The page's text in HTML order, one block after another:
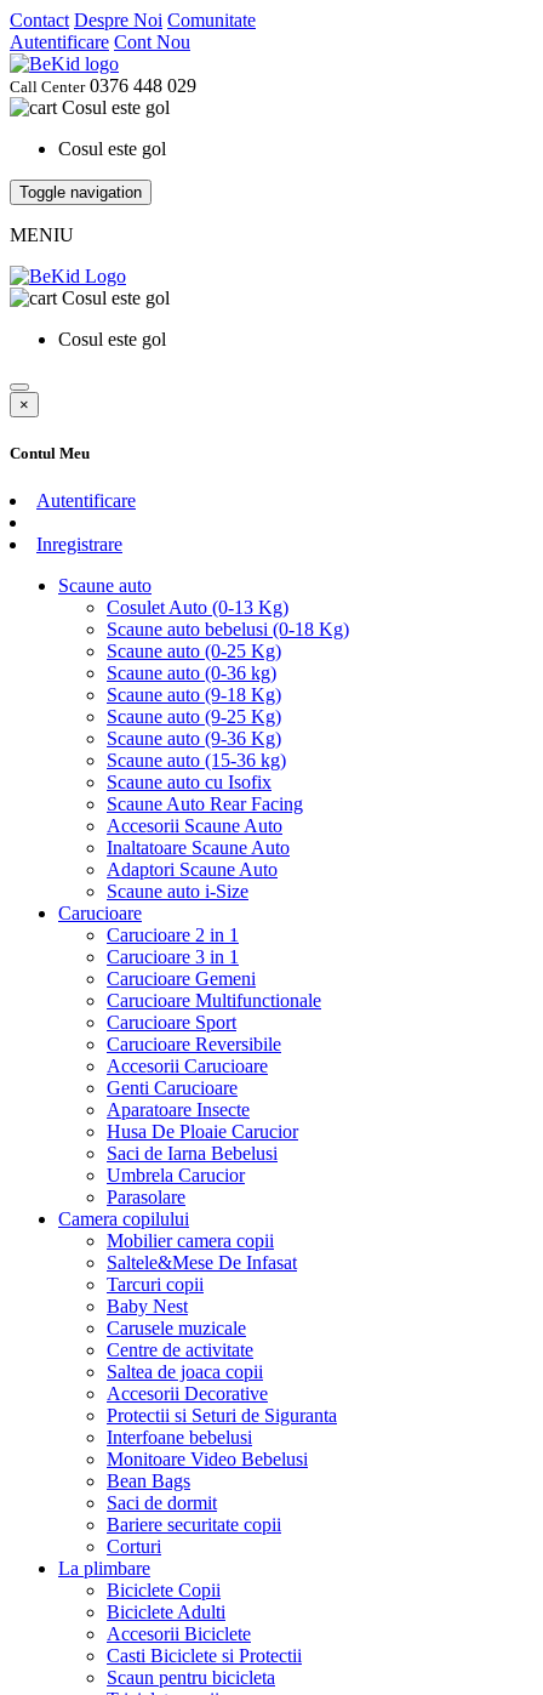
Contact Despre Noi Comunitate
Autentificare Cont Nou
Call Center0376 448 029
Cosul este gol
Cosul este gol
Toggle navigation
MENIU
Cosul este gol
Cosul este gol
×
Contul Meu
Autentificare
Inregistrare
Scaune auto
Cosulet Auto (0-13 Kg)
Scaune auto bebelusi (0-18 Kg)
Scaune auto (0-25 Kg)
Scaune auto (0-36 kg)
Scaune auto (9-18 Kg)
Scaune auto (9-25 Kg)
Scaune auto (9-36 Kg)
Scaune auto (15-36 kg)
Scaune auto cu Isofix
Scaune Auto Rear Facing
Accesorii Scaune Auto
Inaltatoare Scaune Auto
Adaptori Scaune Auto
Scaune auto i-Size
Carucioare
Carucioare 2 in 1
Carucioare 3 in 1
Carucioare Gemeni
Carucioare Multifunctionale
Carucioare Sport
Carucioare Reversibile
Accesorii Carucioare
Genti Carucioare
Aparatoare Insecte
Husa De Ploaie Carucior
Saci de Iarna Bebelusi
Umbrela Carucior
Parasolare
Camera copilului
Mobilier camera copii
Saltele&Mese De Infasat
Tarcuri copii
Baby Nest
Carusele muzicale
Centre de activitate
Saltea de joaca copii
Accesorii Decorative
Protectii si Seturi de Siguranta
Interfoane bebelusi
Monitoare Video Bebelusi
Bean Bags
Saci de dormit
Bariere securitate copii
Corturi
La plimbare
Biciclete Copii
Biciclete Adulti
Accesorii Biciclete
Casti Biciclete si Protectii
Scaun pentru bicicleta